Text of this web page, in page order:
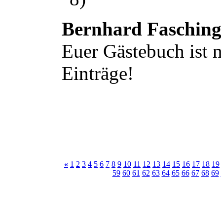
Bernhard Fasching
Euer Gästebuch ist
Einträge!
« 1 2 3 4 5 6 7 8 9 10 11 12 13 14 15 16 17 18 19
59 60 61 62 63 64 65 66 67 68 69